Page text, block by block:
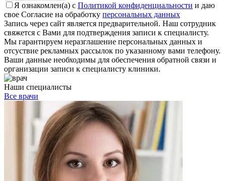
Я ознакомлен(а) с Политикой конфиденциальности и даю
свое Согласие на обработку персональных данных
Запись через сайт является предварительной. Наш сотрудник
свяжется с Вами для подтверждения записи к специалисту.
Мы гарантируем неразглашение персональных данных и
отсуствие рекламных рассылок по указанному вами телефону.
Ваши данные необходимы для обеспечения обратной связи и
организации записи к специалисту клиники.
Наши специалисты
Все врачи